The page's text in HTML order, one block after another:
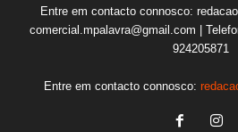
Entre em contacto connosco:
comercial.mpalavra@gmail.com |
924205871
Entre em contacto connosco: